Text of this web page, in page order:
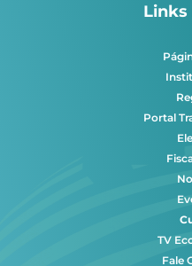
Links
Portal
TV
Fale